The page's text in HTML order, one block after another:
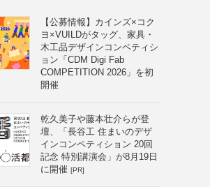
【公募情報】カインズ×コク
ヨ×VUILDがタッグ、家具・
木工品デザインコンペティシ
ョン「CDM Digi Fab
COMPETITION 2026」を初
開催
乾久美子や藤本壮介らが登
壇、「長谷工 住まいのデザ
インコンペティション 20回
記念 特別講演会」が8月19日
に開催 [PR]